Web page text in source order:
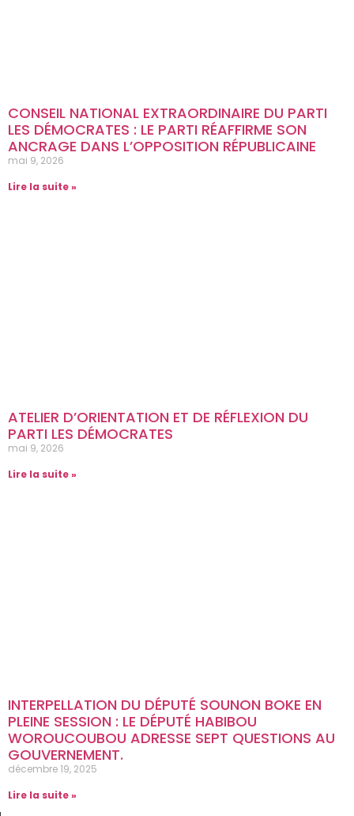
CONSEIL NATIONAL EXTRAORDINAIRE DU PARTI
LES DÉMOCRATES : LE PARTI RÉAFFIRME SON
ANCRAGE DANS L’OPPOSITION RÉPUBLICAINE
mai 9, 2026
Lire la suite »
ATELIER D’ORIENTATION ET DE RÉFLEXION DU
PARTI LES DÉMOCRATES
mai 9, 2026
Lire la suite »
INTERPELLATION DU DÉPUTÉ SOUNON BOKE EN
PLEINE SESSION : LE DÉPUTÉ HABIBOU
WOROUCOUBOU ADRESSE SEPT QUESTIONS AU
GOUVERNEMENT.
décembre 19, 2025
Lire la suite »